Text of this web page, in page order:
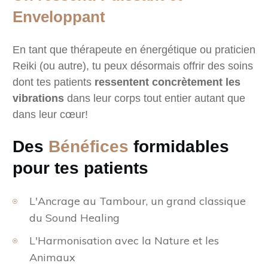
Enveloppant
En tant que thérapeute en énergétique ou praticien
Reiki (ou autre), tu peux désormais offrir des soins
dont tes patients ressentent concrètement les
vibrations dans leur corps tout entier autant que
dans leur cœur!
Des Bénéfices formidables
pour tes patients
L'Ancrage au Tambour, un grand classique
du Sound Healing
L'Harmonisation avec la Nature et les
Animaux